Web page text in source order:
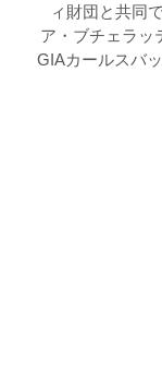
ィ財団と共同
ア・ブチェラッ
GIAカールスバ